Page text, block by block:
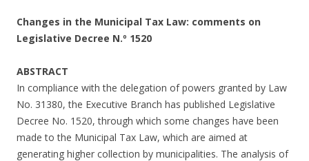
Changes in the Municipal Tax Law: comments on
Legislative Decree N.º 1520
ABSTRACT
In compliance with the delegation of powers granted by Law
No. 31380, the Executive Branch has published Legislative
Decree No. 1520, through which some changes have been
made to the Municipal Tax Law, which are aimed at
generating higher collection by municipalities. The analysis of